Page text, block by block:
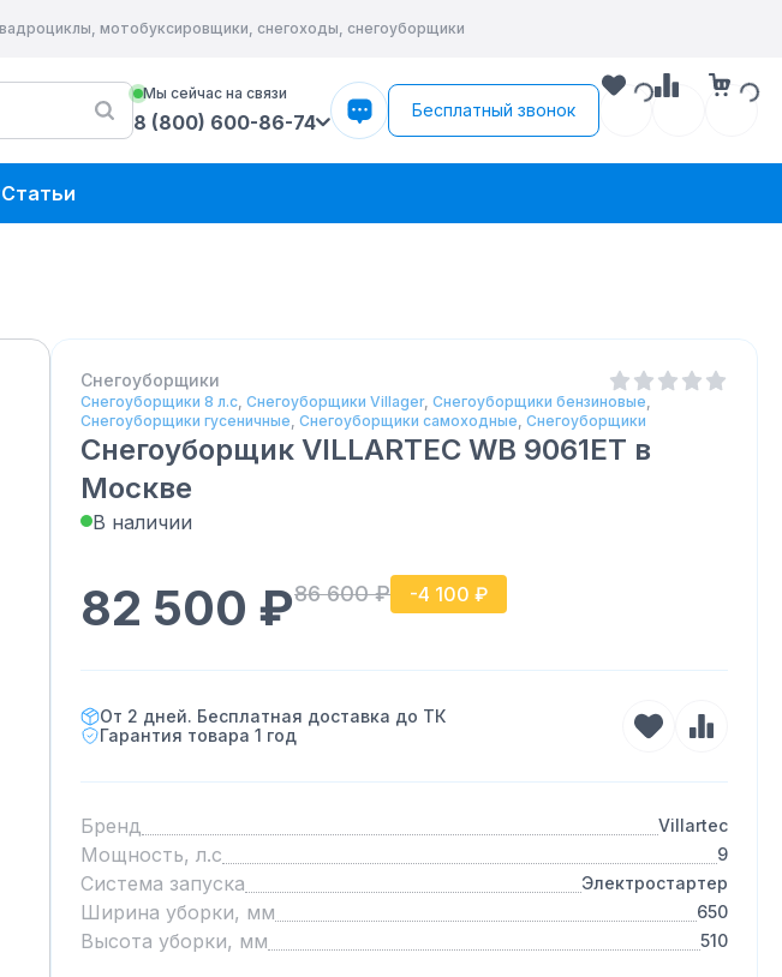
мотобуксировщики, снегоходы, снегоуборщики
Мы сейчас на связи
8 (800) 600-86-74
Бесплатный звонок
Статьи
Снегоуборщики
Снегоуборщики 8 л.с, Снегоуборщики Villager, Снегоуборщики бензиновые,
Снегоуборщики гусеничные, Снегоуборщики самоходные, Снегоуборщики
Снегоуборщик VILLARTEC WB 9061ET в
Москве
В наличии
86 600 ₽ -4 100 ₽
82 500 ₽
От 2 дней. Бесплатная доставка до ТК
Гарантия товара 1 год
Бренд Villartec
Мощность, л.с 9
Система запуска Электростартер
Ширина уборки, мм 650
Высота уборки, мм 510